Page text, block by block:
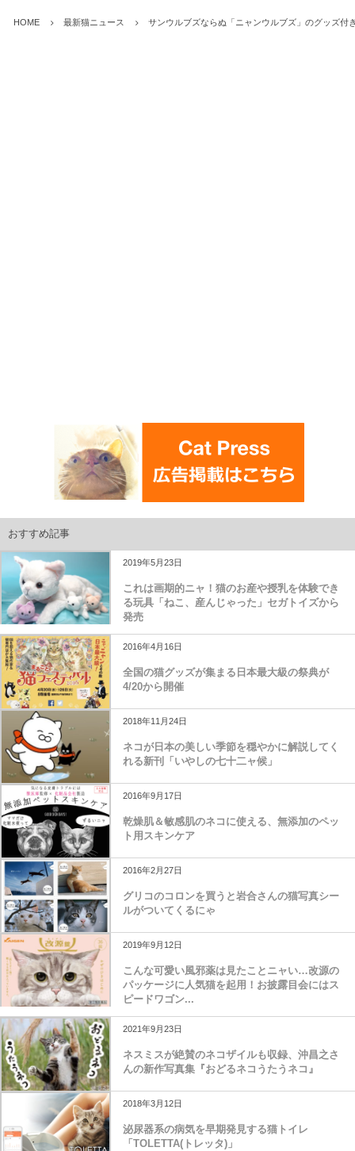
HOME 最新猫ニュース サンウルブズならぬ「ニャンウルブズ」のグッズ付
おすすめ記事
2019年5月23日
これは画期的ニャ！猫のお産や授乳を体験でき
る玩具「ねこ、産んじゃった」セガトイズから
発売
2016年4月16日
全国の猫グッズが集まる日本最大級の祭典が
4/20から開催
2018年11月24日
ネコが日本の美しい季節を穏やかに解説してく
れる新刊「いやしの七十二ャ候」
2016年9月17日
乾燥肌＆敏感肌のネコに使える、無添加のペッ
ト用スキンケア
2016年2月27日
グリコのコロンを買うと岩合さんの猫写真シー
ルがついてくるにゃ
2019年9月12日
こんな可愛い風邪薬は見たことニャい…改源の
パッケージに人気猫を起用！お披露目会にはス
ピードワゴン...
2021年9月23日
ネスミスが絶賛のネコザイルも収録、沖昌之さ
んの新作写真集​​『おどるネコうたうネコ』
2018年3月12日
泌尿器系の病気を早期発見する猫トイレ
「TOLETTA(トレッタ)」